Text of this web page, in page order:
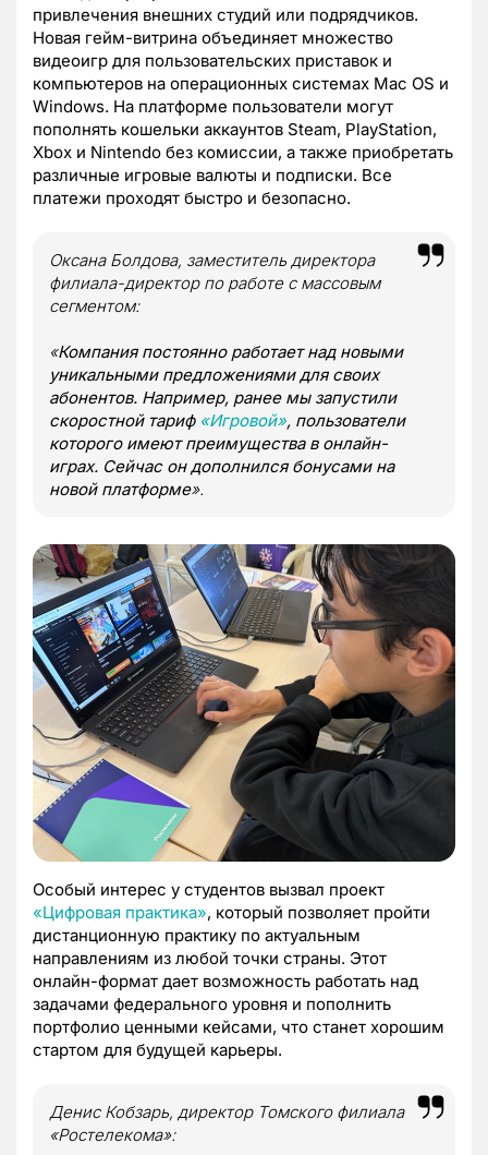
привлечения внешних студий или подрядчиков.
Новая гейм-витрина объединяет множество
видеоигр для пользовательских приставок и
компьютеров на операционных системах Mac OS и
Windows. На платформе пользователи могут
пополнять кошельки аккаунтов Steam, PlayStation,
Xbox и Nintendo без комиссии, а также приобретать
различные игровые валюты и подписки. Все
платежи проходят быстро и безопасно.
Оксана Болдова, заместитель директора
филиала-директор по работе с массовым
сегментом:
«Компания постоянно работает над новыми
уникальными предложениями для своих
абонентов. Например, ранее мы запустили
скоростной тариф «Игровой», пользователи
которого имеют преимущества в онлайн-
играх. Сейчас он дополнился бонусами на
новой платформе».
Особый интерес у студентов вызвал проект
«Цифровая практика», который позволяет пройти
дистанционную практику по актуальным
направлениям из любой точки страны. Этот
онлайн-формат дает возможность работать над
задачами федерального уровня и пополнить
портфолио ценными кейсами, что станет хорошим
стартом для будущей карьеры.
Денис Кобзарь, директор Томского филиала
«Ростелекома»: